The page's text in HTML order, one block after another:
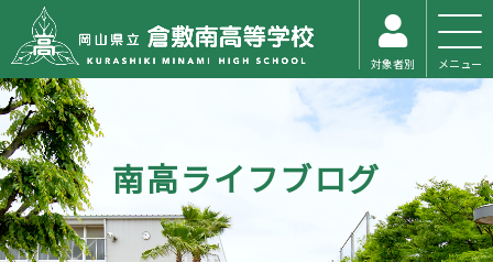
対象者別 メニュー
南高ライフブログ